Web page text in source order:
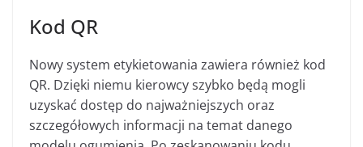
Kod QR
Nowy system etykietowania zawiera również kod
QR. Dzięki niemu kierowcy szybko będą mogli
uzyskać dostęp do najważniejszych oraz
szczegółowych informacji na temat danego